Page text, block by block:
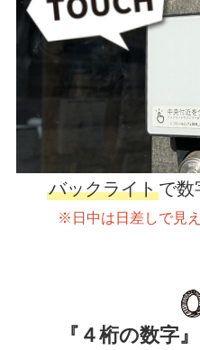
バックライトで数
※日中は日差しで見
『４桁の数字